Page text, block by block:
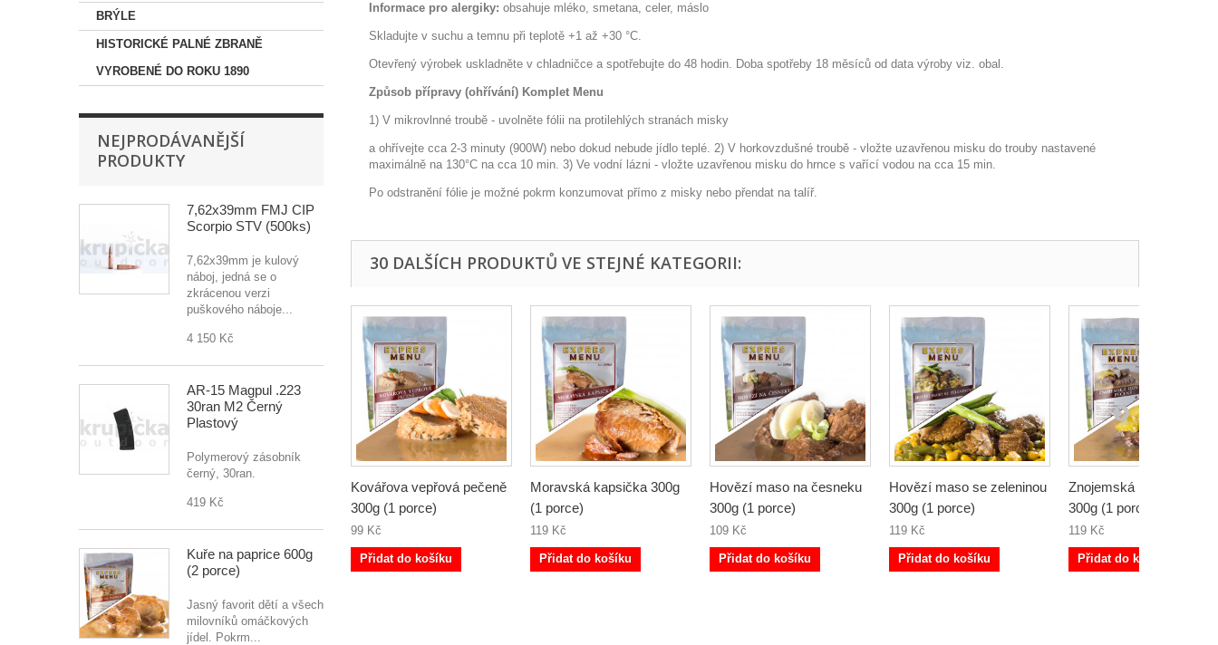
BRÝLE
HISTORICKÉ PALNÉ ZBRANĚ
VYROBENÉ DO ROKU 1890
NEJPRODÁVANĚJŠÍ
PRODUKTY
7,62x39mm FMJ CIP
Scorpio STV (500ks)
7,62x39mm je kulový
náboj, jedná se o
zkrácenou verzi
puškového náboje...
4 150 Kč
AR-15 Magpul .223
30ran M2 Černý
Plastový
Polymerový zásobník
černý, 30ran.
419 Kč
Kuře na paprice 600g
(2 porce)
Jasný favorit dětí a všech
milovníků omáčkových
jídel. Pokrm...
Informace pro alergiky: obsahuje mléko, smetana, celer, máslo
Skladujte v suchu a temnu při teplotě +1 až +30 °C.
Otevřený výrobek uskladněte v chladničce a spotřebujte do 48 hodin. Doba spotřeby 18 měsíců od data výroby viz. obal.
Způsob přípravy (ohřívání) Komplet Menu
1) V mikrovlnné troubě - uvolněte fólii na protilehlých stranách misky
a ohřívejte cca 2-3 minuty (900W) nebo dokud nebude jídlo teplé. 2) V horkovzdušné troubě - vložte uzavřenou misku do trouby nastavené
maximálně na 130°C na cca 10 min. 3) Ve vodní lázni - vložte uzavřenou misku do hrnce s vařící vodou na cca 15 min.
Po odstranění fólie je možné pokrm konzumovat přímo z misky nebo přendat na talíř.
30 DALŠÍCH PRODUKTŮ VE STEJNÉ KATEGORII:
Kovářova vepřová pečeně
300g (1 porce)
99 Kč
Přidat do košíku
Moravská kapsička 300g
(1 porce)
119 Kč
Přidat do košíku
Hovězí maso na česneku
300g (1 porce)
109 Kč
Přidat do košíku
Hovězí maso se zeleninou
300g (1 porce)
119 Kč
Přidat do košíku
Znojemská hovězí
300g (1 porce)
119 Kč
Přidat do košíku